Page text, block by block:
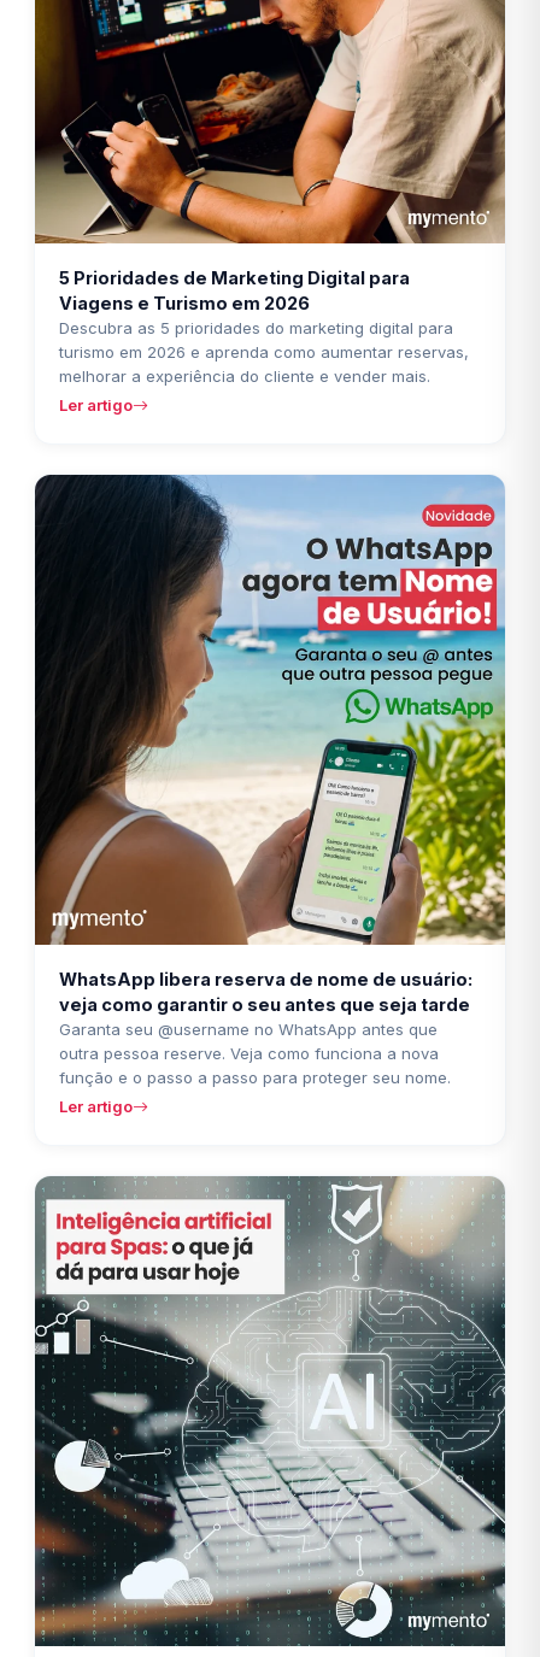
5 Prioridades de Marketing Digital para
Viagens e Turismo em 2026
Descubra as 5 prioridades do marketing digital para
turismo em 2026 e aprenda como aumentar reservas,
melhorar a experiência do cliente e vender mais.
Ler artigo
WhatsApp libera reserva de nome de usuário:
veja como garantir o seu antes que seja tarde
Garanta seu @username no WhatsApp antes que
outra pessoa reserve. Veja como funciona a nova
função e o passo a passo para proteger seu nome.
Ler artigo